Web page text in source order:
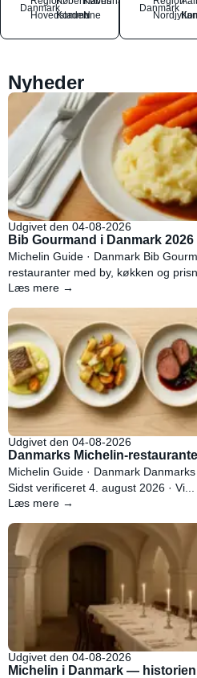
Danmark
Hovedstaden
Kommune
N
Danmark
Nyheder
Udgivet den 04-08-2026
Bib Gourmand i Danmark 2026
Michelin Guide · Danmark Bib
restauranter med by, køkken og
Læs mere →
Udgivet den 04-08-2026
Danmarks Michelin-
Michelin Guide · Danmark
Sidst verificeret 4. august 2026 · Vi...
Læs mere →
Udgivet den 04-08-2026
Michelin i Danmark — historien